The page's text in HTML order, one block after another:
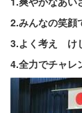
2.みんなの笑顔
3.よく考え け
4.全力でチャレ